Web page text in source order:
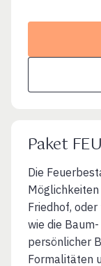
Paket
Die
Friedhof,
wie die
persönlicher
Formalitäten